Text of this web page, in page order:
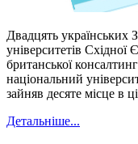
Двадцять
університетів Східної
британської
національний
зайняв десяте місце в
Детальніше...